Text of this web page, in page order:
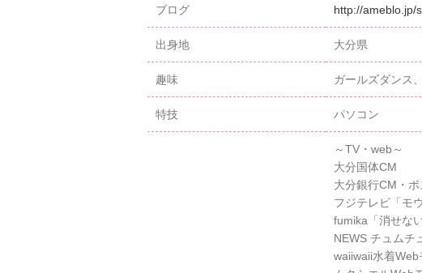
ブログ http://ameblo.jp/
出身地 大分県
趣味 ガールズダンス
特技 パソコン
～TV・web～
大分国体CM
大分銀行CM・ポ
フジテレビ「モ
fumika「消せな
NEWS チュムチ
waiiwaii水着Web